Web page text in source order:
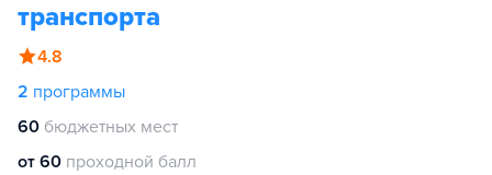
транспорта
4.8
2 программы
60 бюджетных мест
от 60 проходной балл